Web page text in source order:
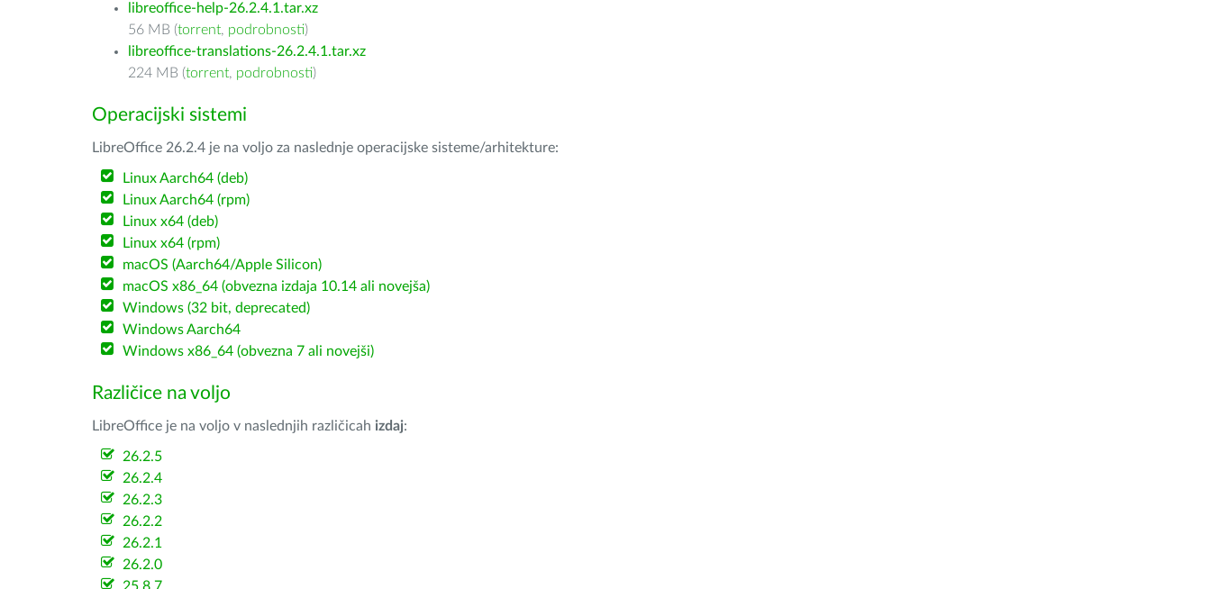
libreoffice-help-26.2.4.1.tar.xz
56 MB (torrent, podrobnosti)
libreoffice-translations-26.2.4.1.tar.xz
224 MB (torrent, podrobnosti)
Operacijski sistemi
LibreOffice 26.2.4 je na voljo za naslednje operacijske sisteme/arhitekture:
Linux Aarch64 (deb)
Linux Aarch64 (rpm)
Linux x64 (deb)
Linux x64 (rpm)
macOS (Aarch64/Apple Silicon)
macOS x86_64 (obvezna izdaja 10.14 ali novejša)
Windows (32 bit, deprecated)
Windows Aarch64
Windows x86_64 (obvezna 7 ali novejši)
Različice na voljo
LibreOffice je na voljo v naslednjih različicah izdaj:
26.2.5
26.2.4
26.2.3
26.2.2
26.2.1
26.2.0